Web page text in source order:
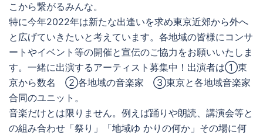
こから繋がるみんな。
特に今年2022年は新たな出逢いを求め東京近郊から外へ
と広げていきたいと考えています。各地域の皆様にコンサ
ートやイベント等の開催と宣伝のご協力をお願いいたしま
す。一緒に出演するアーティスト募集中！出演者は①東
京から数名 ②各地域の音楽家 ③東京と各地域音楽家
合同のユニット。
音楽だけとは限りません。例えば踊りや朗読、講演会等と
の組み合わせ「祭り」「地域ゆ かりの何か」その場に何